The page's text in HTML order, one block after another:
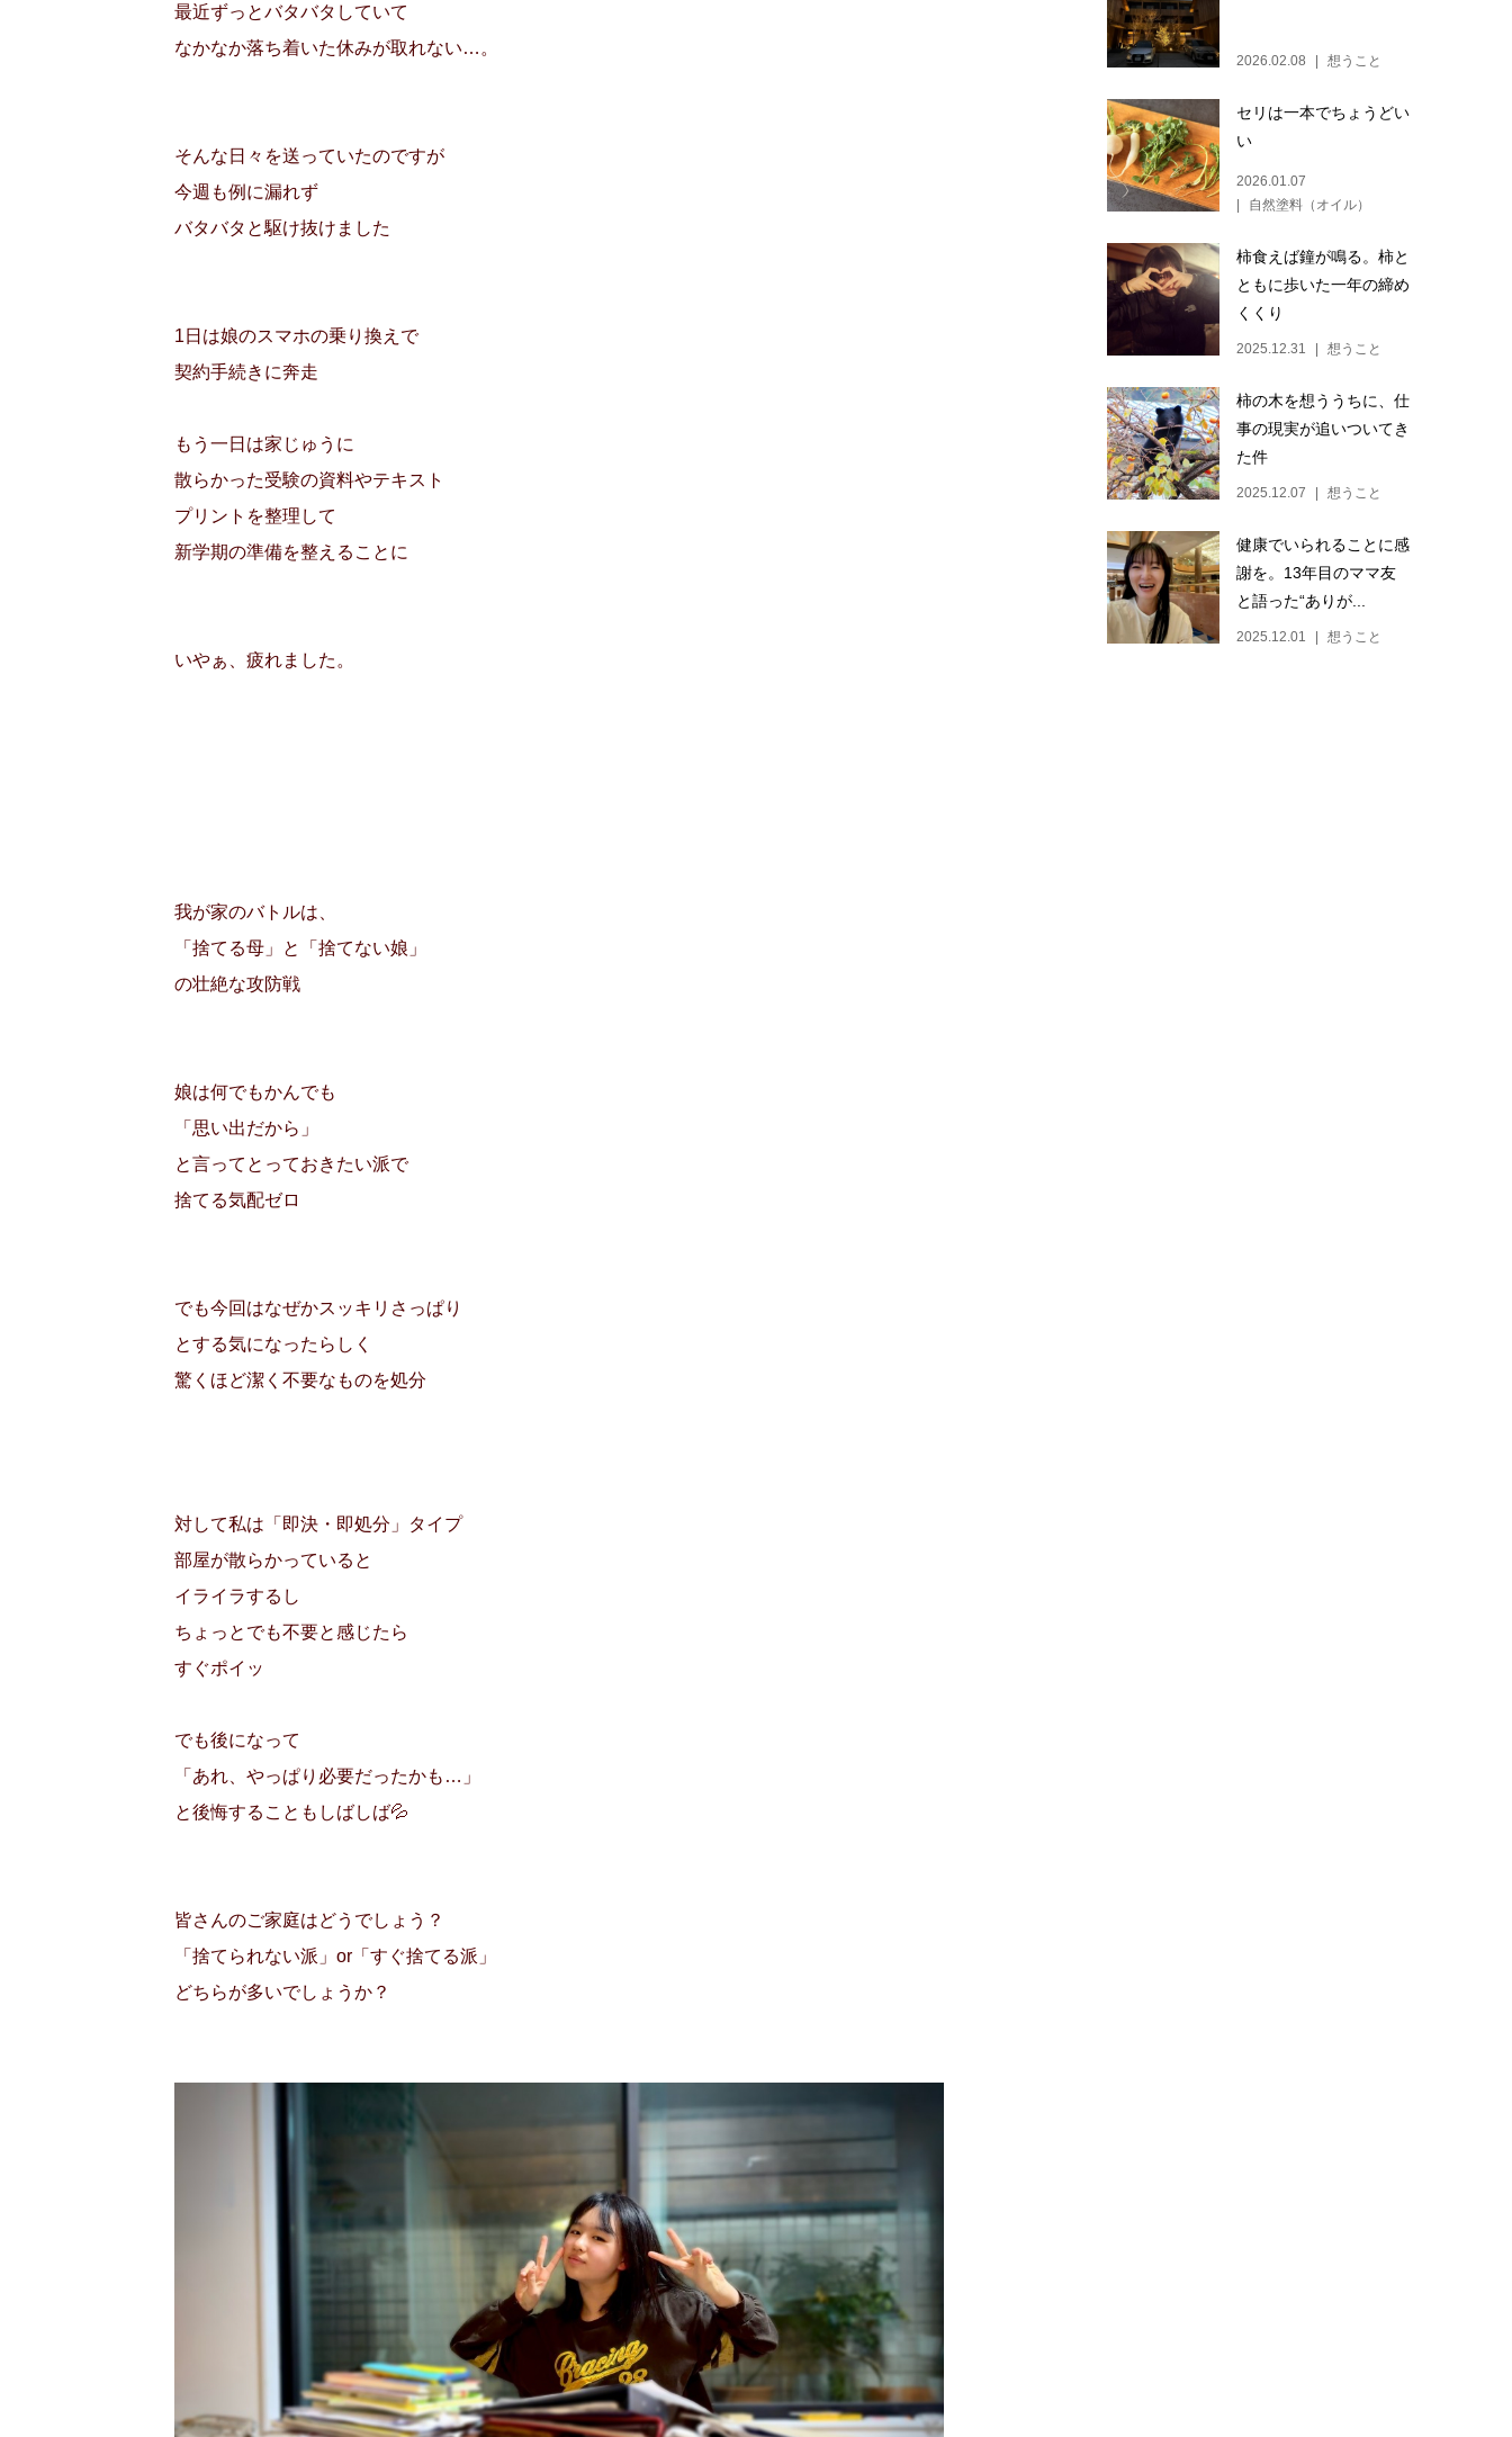
最近ずっとバタバタしていて
なかなか落ち着いた休みが取れない…。
そんな日々を送っていたのですが
今週も例に漏れず
バタバタと駆け抜けました
1日は娘のスマホの乗り換えで
契約手続きに奔走
もう一日は家じゅうに
散らかった受験の資料やテキスト
プリントを整理して
新学期の準備を整えることに
いやぁ、疲れました。
我が家のバトルは、
「捨てる母」と「捨てない娘」
の壮絶な攻防戦
娘は何でもかんでも
「思い出だから」
と言ってとっておきたい派で
捨てる気配ゼロ
でも今回はなぜかスッキリさっぱり
とする気になったらしく
驚くほど潔く不要なものを処分
対して私は「即決・即処分」タイプ
部屋が散らかっていると
イライラするし
ちょっとでも不要と感じたら
すぐポイッ
でも後になって
「あれ、やっぱり必要だったかも…」
と後悔することもしばしば💦
皆さんのご家庭はどうでしょう？
「捨てられない派」or「すぐ捨てる派」
どちらが多いでしょうか？
2026.02.08 想うこと
セリは一本でちょうどい
い
2026.01.07
自然塗料（オイル）
柿食えば鐘が鳴る。柿と
ともに歩いた一年の締め
くくり
2025.12.31 想うこと
柿の木を想ううちに、仕
事の現実が追いついてき
た件
2025.12.07 想うこと
健康でいられることに感
謝を。13年目のママ友
と語った“ありが...
2025.12.01 想うこと